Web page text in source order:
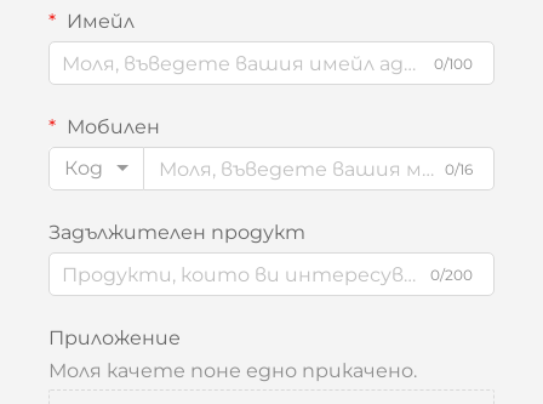
Имейл
0/100
Мобилен
Код
0/16
Задължителен продукт
0/200
Приложение
Моля качете поне едно прикачено.